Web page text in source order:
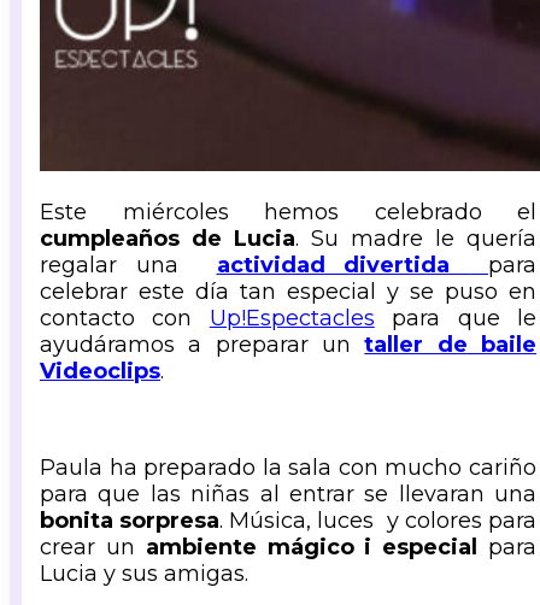
Este miércoles hemos celebrado el
cumpleaños de Lucia. Su madre le quería
regalar una actividad divertida
para
celebrar este día tan especial y se puso en
contacto con Up!Espectacles para que le
ayudáramos a preparar untaller de baile
Videoclips.
Paula ha preparado la sala con mucho cariño
para que las niñas al entrar se llevaran una
bonita sorpresa. Música, luces y colores para
crear un ambiente mágico i especial
para
Lucia y sus amigas.